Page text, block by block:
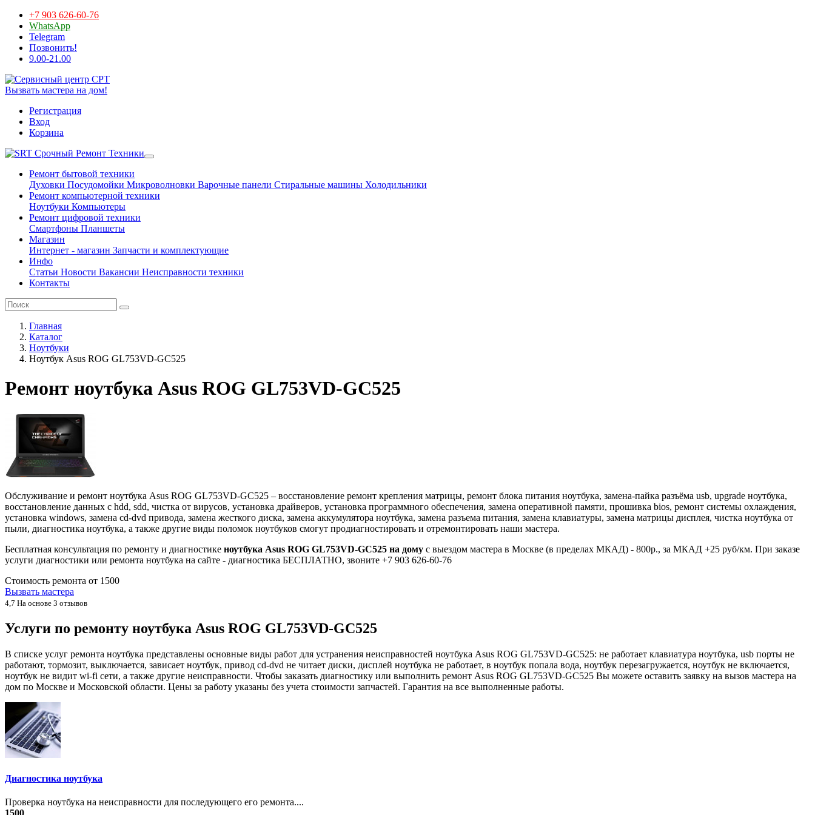
+7 903 626-60-76
WhatsApp
Telegram
Позвонить!
9.00-21.00
Вызвать мастера на дом!
Регистрация
Вход
Корзина
Срочный Ремонт Техники
Ремонт бытовой техники
Духовки Посудомойки Микроволновки Варочные панели Стиральные машины Холодильники
Ремонт компьютерной техники
Ноутбуки Компьютеры
Ремонт цифровой техники
Смартфоны Планшеты
Магазин
Интернет - магазин Запчасти и комплектующие
Инфо
Статьи Новости Вакансии Неисправности техники
Контакты
Главная
Каталог
Ноутбуки
Ноутбук Asus ROG GL753VD-GC525
Ремонт ноутбука Asus ROG GL753VD-GC525
Обслуживание и ремонт ноутбука Asus ROG GL753VD-GC525 – восстановление ремонт крепления матрицы, ремонт блока питания ноутбука, замена-пайка разъёма usb, upgrade ноутбука,
восстановление данных с hdd, sdd, чистка от вирусов, установка драйверов, установка программного обеспечения, замена оперативной памяти, прошивка bios, ремонт системы охлаждения,
установка windows, замена cd-dvd привода, замена жесткого диска, замена аккумулятора ноутбука, замена разъема питания, замена клавиатуры, замена матрицы дисплея, чистка ноутбука от
пыли, диагностика ноутбука, а также другие виды поломок ноутбуков смогут продиагностировать и отремонтировать наши мастера.
Бесплатная консультация по ремонту и диагностике ноутбука Asus ROG GL753VD-GC525 на дому с выездом мастера в Москве (в пределах МКАД) - 800р., за МКАД +25 руб/км. При заказе
услуги диагностики или ремонта ноутбука на сайте - диагностика БЕСПЛАТНО, звоните +7 903 626-60-76
Стоимость ремонта от 1500
Вызвать мастера
4,7 На основе 3 отзывов
Услуги по ремонту ноутбука Asus ROG GL753VD-GC525
В списке услуг ремонта ноутбука представлены основные виды работ для устранения неисправностей ноутбука Asus ROG GL753VD-GC525: не работает клавиатура ноутбука, usb порты не
работают, тормозит, выключается, зависает ноутбук, привод cd-dvd не читает диски, дисплей ноутбука не работает, в ноутбук попала вода, ноутбук перезагружается, ноутбук не включается,
ноутбук не видит wi-fi сети, а также другие неисправности. Чтобы заказать диагностику или выполнить ремонт Asus ROG GL753VD-GC525 Вы можете оставить заявку на вызов мастера на
дом по Москве и Московской области. Цены за работу указаны без учета стоимости запчастей. Гарантия на все выполненные работы.
Диагностика ноутбука
Проверка ноутбука на неисправности для последующего его ремонта....